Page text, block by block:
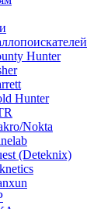
Hunter
Hunter
Nokta
(Deteknix)